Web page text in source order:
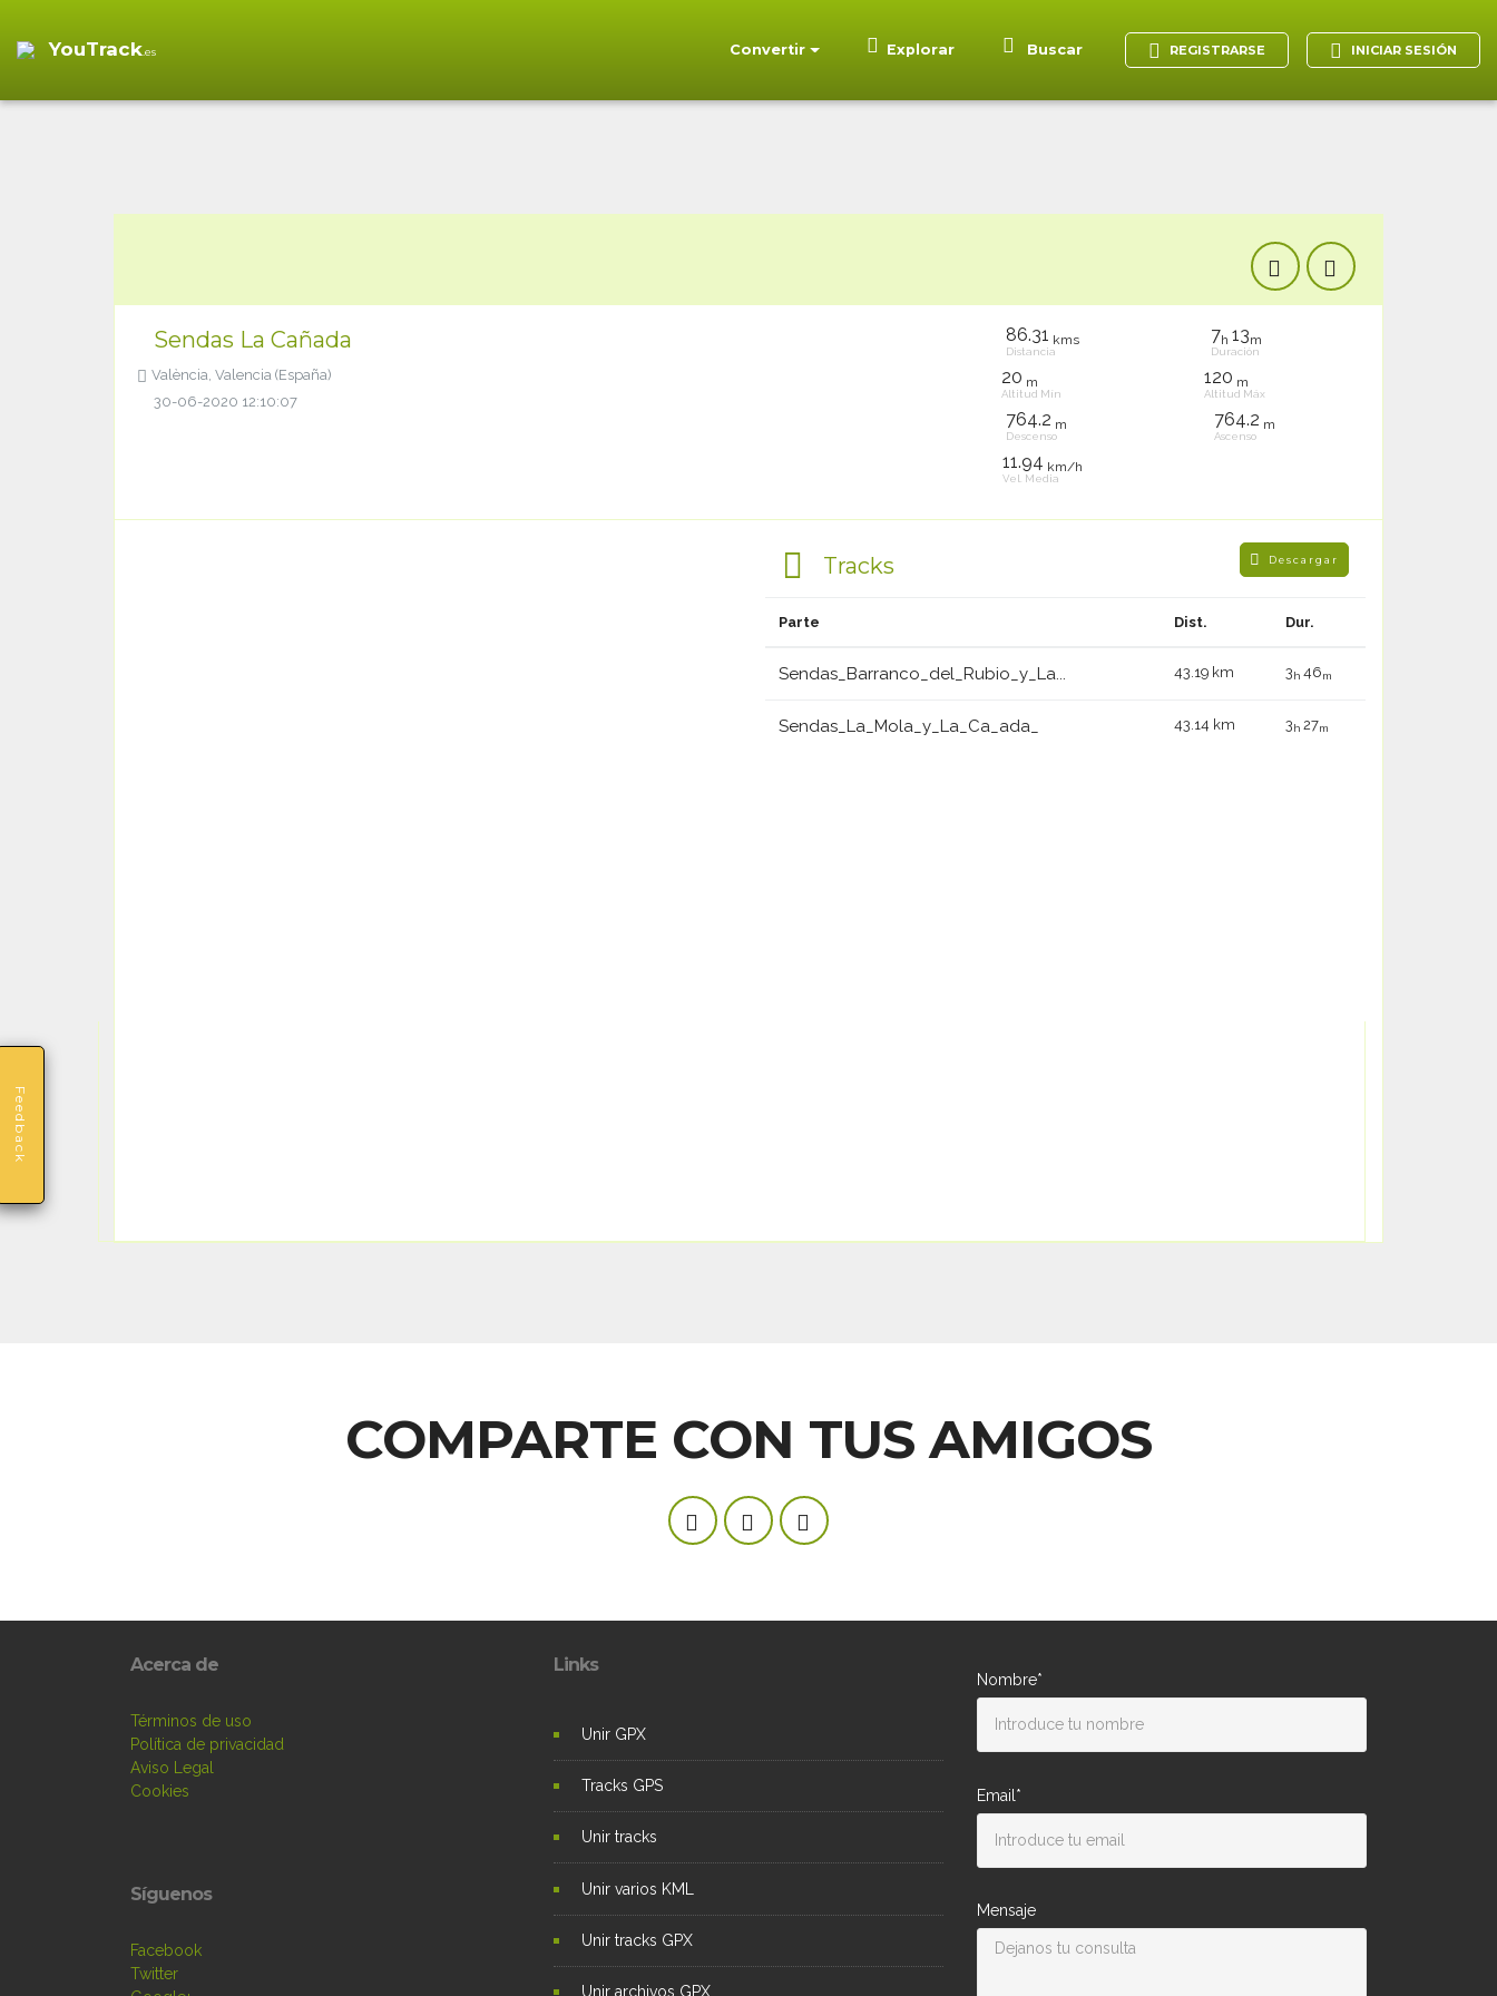
Feedback
YouTrack.es Convertir Explorar Buscar REGISTRARSE INICIAR SESIÓN
Sendas La Cañada
València, Valencia (España)
30-06-2020 12:10:07
86.31 kms
Distancia
7h 13m
Duración
20 m
Altitud Mín
120 m
Altitud Máx
764.2 m
Descenso
764.2 m
Ascenso
11.94 km/h
Vel. Media
Tracks Descargar
Parte Dist. Dur.
Sendas_Barranco_del_Rubio_y_La... 43.19 km 3 h 46m
Sendas_La_Mola_y_La_Ca_ada_ 43.14 km 3 h 27m
COMPARTE CON TUS AMIGOS
Acerca de
Términos de uso
Política de privacidad
Aviso Legal
Cookies
Síguenos
Facebook
Twitter
Links
Unir GPX
Tracks GPS
Unir tracks
Unir varios KML
Unir tracks GPX
Unir archivos GPX
Nombre*
Email*
Mensaje